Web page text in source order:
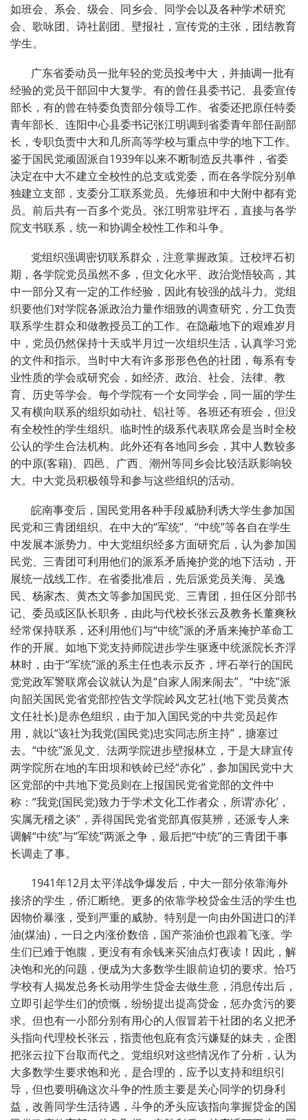
如班会、系会、级会、同乡会、同学会以及各种学术研究
会、歌咏团、诗社剧团、壁报社，宣传党的主张，团结教育
学生。
广东省委动员一批年轻的党员投考中大，并抽调一批有
经验的党员干部回中大复学。有的曾任县委书记、县委宣传
部长，有的曾在特委负责部分领导工作。省委还把原任特委
青年部长、连阳中心县委书记张江明调到省委青年部任副部
长，专职负责中大和几所高等学校与重点中学的地下工作。
鉴于国民党顽固派自1939年以来不断制造反共事件，省委
决定在中大不建立全校性的总支或党委，而在各学院分别单
独建立支部，支委分工联系党员。先修班和中大附中都有党
员。前后共有一百多个党员。张江明常驻坪石，直接与各学
院支书联系，统一和协调全校性工作和斗争。
党组织强调密切联系群众，注意掌握政策。迁校坪石初
期，各学院党员虽然不多，但文化水平、政治觉悟较高，其
中一部分又有一定的工作经验，因此有较强的战斗力。党组
织要他们对学院各派政治力量作细致的调查研究，分工负责
联系学生群众和做教授员工的工作。在隐蔽地下的艰难岁月
中，党员仍然保持十天或半月过一次组织生活，认真学习党
的文件和指示。当时中大有许多形形色色的社团，每系有专
业性质的学会或研究会，如经济、政治、社会、法律、教
育、历史等学会。每个学院有一个女同学会，同一届的学生
又有横向联系的组织如动社、铝社等。各班还有班会，但没
有全校性的学生组织。临时性的级系代表联席会是当时全校
公认的学生合法机构。此外还有各地同乡会，其中人数较多
的中原(客籍)、四邑、广西、潮州等同乡会比较活跃影响较
大。中大党员积极领导和参与这些组织的活动。
皖南事变后，国民党用各种手段威胁利诱大学生参加国
民党和三青团组织。在中大的“军统”、“中统”等各自在学生
中发展本派势力。中大党组织经多方面研究后，认为参加国
民党、三青团可利用他们的派系矛盾掩护党的地下活动，开
展统一战线工作。在省委批准后，先后派党员关海、吴逸
民、杨家杰、黄杰文等参加国民党、三青团，担任区分部书
记、委员或区队长职务，由此与代校长张云及教务长董爽秋
经常保持联系，还利用他们与“中统”派的矛盾来掩护革命工
作的开展。如地下党支持师院进步学生驱逐中统派院长齐浮
林时，由于“军统”派的系主任也表示反齐，坪石举行的国民
党党政军警联席会议就认为是“自家人闹来闹去”。“中统”派
向韶关国民党省党部控告文学院岭风文艺社(地下党员黄杰
文任社长)是赤色组织，由于加入国民党的中共党员起作
用，就以“该社为我党(国民党)忠实同志所主持”，搪塞过
去。“中统”派见文、法两学院进步壁报林立，于是大肆宣传
两学院所在地的车田坝和铁岭已经“赤化”，参加国民党中大
区党部的中共地下党员则在上报国民党省党部的文件中
称：“我党(国民党)致力于学术文化工作者众，所谓‘赤化’，
实属无稽之谈”，弄得国民党省党部真假莫辨，还派专人来
调解“中统”与“军统”两派之争，最后把“中统”的三青团干事
长调走了事。
1941年12月太平洋战争爆发后，中大一部分依靠海外
接济的学生，侨汇断绝。更多的依靠学校贷金生活的学生也
因物价暴涨，受到严重的威胁。特别是一向由外国进口的洋
油(煤油)，一日之内涨价数倍，国产茶油价也跟着飞涨。学
生们已难于饱腹，更没有有余钱来买油点灯夜读！因此，解
决饱和光的问题，便成为大多数学生眼前迫切的要求。恰巧
学校有人揭发总务长动用学生贷金去做生意，消息传出后，
立即引起学生们的愤慨，纷纷提出提高贷金，惩办贪污的要
求。但也有一小部分别有用心的人假冒若干社团的名义把矛
头指向代理校长张云，指责他包庇有贪污嫌疑的妹夫，企图
把张云拉下台取而代之。党组织对这些情况作了分析，认为
大多数学生要求饱和光，是合理的，应予以支持和组织引
导，但也要明确这次斗争的性质主要是关心同学的切身利
益，改善同学生活待遇，斗争的矛头应该指向掌握贷金的国